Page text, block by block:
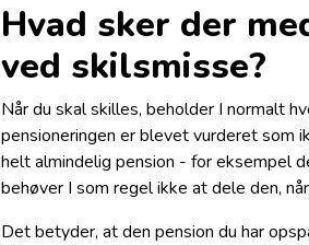
Hvad sker der
ved skilsmisse?
Når du skal skilles, beholder I normalt
pensioneringen er blevet vurderet som
helt almindelig pension - for eksempel
behøver I som regel ikke at dele den,
Det betyder, at den pension du har